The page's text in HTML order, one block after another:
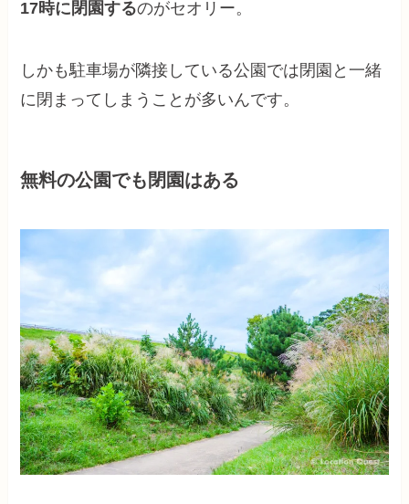
17時に閉園するのがセオリー。
しかも駐車場が隣接している公園では閉園と一緒
に閉まってしまうことが多いんです。
無料の公園でも閉園はある